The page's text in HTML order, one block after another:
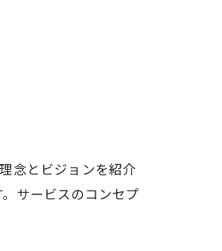
念とビジョンを紹介
サービスのコンセプ